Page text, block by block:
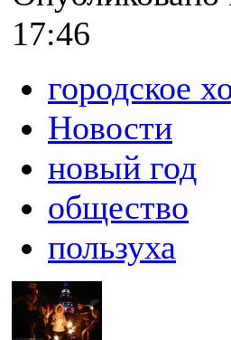
17:46
городское
Новости
новый год
общество
пользуха